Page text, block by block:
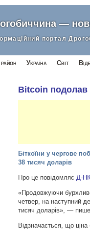
—
портал
Україна Світ
Bitcoin подолав
Біткоїни у чергове
38 тисяч доларів
Про це повідомляєД-
«Продовжуючи
четвер, на наступний
тисяч доларів», —
Відзначається, що